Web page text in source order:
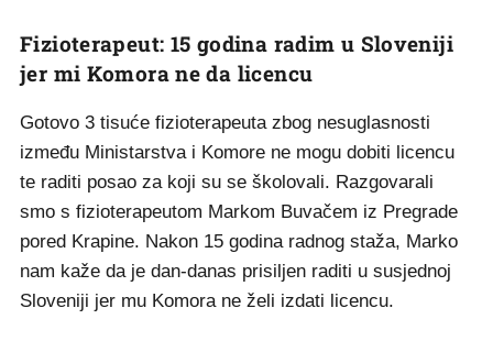
Fizioterapeut: 15 godina radim u Sloveniji
jer mi Komora ne da licencu
Gotovo 3 tisuće fizioterapeuta zbog nesuglasnosti
između Ministarstva i Komore ne mogu dobiti licencu
te raditi posao za koji su se školovali. Razgovarali
smo s fizioterapeutom Markom Buvačem iz Pregrade
pored Krapine. Nakon 15 godina radnog staža, Marko
nam kaže da je dan-danas prisiljen raditi u susjednoj
Sloveniji jer mu Komora ne želi izdati licencu.